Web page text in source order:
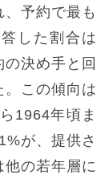
予約で最も
した割合は
決め手と回
この傾向は
1964年頃ま
が、提供さ
の若年層に